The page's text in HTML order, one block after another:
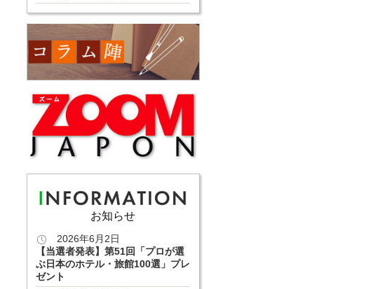
お知らせ
2026年6月2日
【当選者発表】第51回「プロが選
ぶ日本のホテル・旅館100選」プレ
ゼント